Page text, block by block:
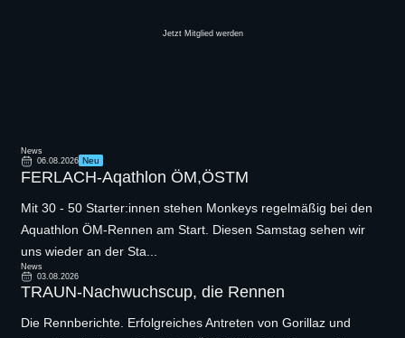
Jetzt Mitglied werden
News
06.08.2026 Neu
FERLACH-Aqathlon ÖM,ÖSTM
Mit 30 - 50 Starter:innen stehen Monkeys regelmäßig bei den
Aquathlon ÖM-Rennen am Start. Diesen Samstag sehen wir
uns wieder an der Sta...
News
03.08.2026
TRAUN-Nachwuchscup, die Rennen
Die Rennberichte. Erfolgreiches Antreten von Gorillaz und